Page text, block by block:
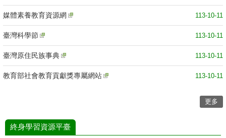
113-10-11
媒體素養教育資源網
113-10-11
臺灣科學節
113-10-11
臺灣原住民族事典
113-10-11
教育部社會教育貢獻獎專屬網站
更多
終身學習資源平臺